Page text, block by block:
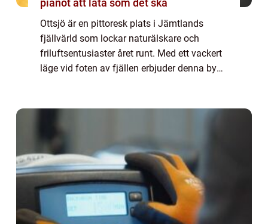
pianot att låta som det ska
Ottsjö är en pittoresk plats i Jämtlands
fjällvärld som lockar naturälskare och
friluftsentusiaster året runt. Med ett vackert
läge vid foten av fjällen erbjuder denna by